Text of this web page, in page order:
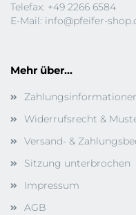
Telefax: +49 2266 6584
E-Mail: info@pfeifer-
Mehr über...
Widerrufsrecht &
Versand- &
Sitzung unterbrochen
Impressum
AGB